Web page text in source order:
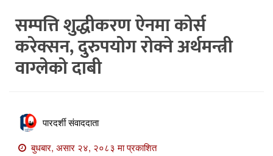
प्रमुख
खबर
समाचार
माडी
सम्पत्ति शुद्धीकरण ऐनमा कोर्स
करेक्सन, दुरुपयोग रोक्ने अर्थमन्त्री
वाग्लेको दाबी
पारदर्शी संवाददाता
बुधबार, असार २४, २०८३ मा प्रकाशित